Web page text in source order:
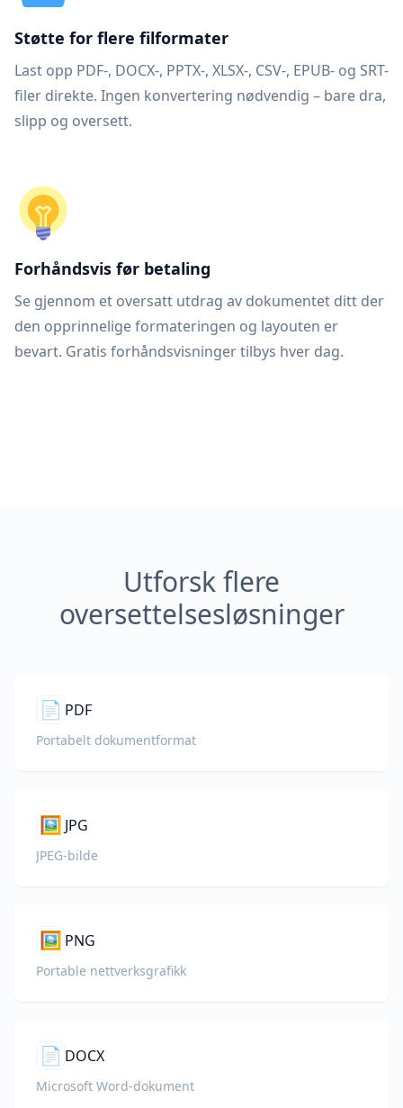
Støtte for flere filformater
Last opp PDF-, DOCX-, PPTX-, XLSX-, CSV-, EPUB- og SRT-
filer direkte. Ingen konvertering nødvendig – bare dra,
slipp og oversett.
Forhåndsvis før betaling
Se gjennom et oversatt utdrag av dokumentet ditt der
den opprinnelige formateringen og layouten er
bevart. Gratis forhåndsvisninger tilbys hver dag.
Utforsk flere
oversettelsesløsninger
📄 PDF
Portabelt dokumentformat
🖼️ JPG
JPEG-bilde
🖼️ PNG
Portable nettverksgrafikk
📄 DOCX
Microsoft Word-dokument